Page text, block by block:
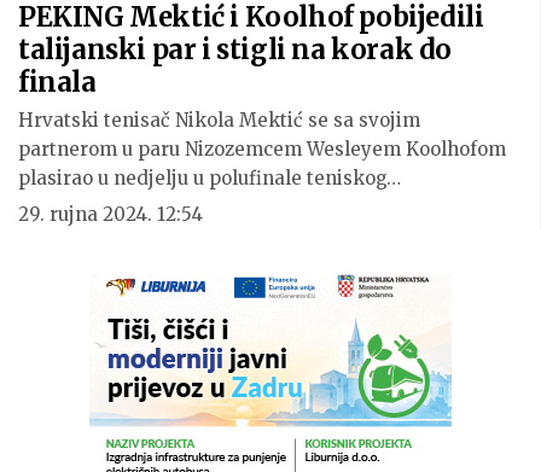
PEKING Mektić i Koolhof pobijedili
talijanski par i stigli na korak do
finala
Hrvatski tenisač Nikola Mektić se sa svojim
partnerom u paru Nizozemcem Wesleyem Koolhofom
plasirao u nedjelju u polufinale teniskog…
29. rujna 2024. 12:54